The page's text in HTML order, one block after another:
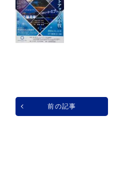
前の記事